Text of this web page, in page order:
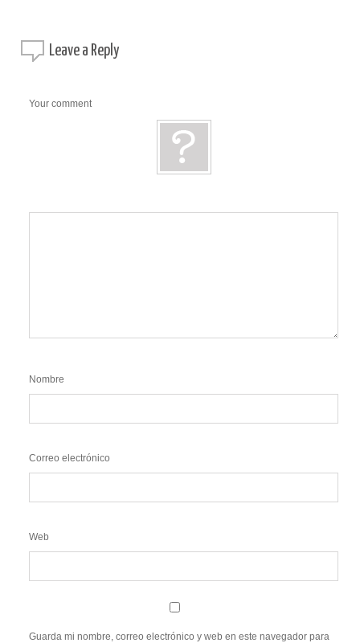
Leave a Reply
Your comment
Nombre
Correo electrónico
Web
Guarda mi nombre, correo electrónico y web en este navegador para